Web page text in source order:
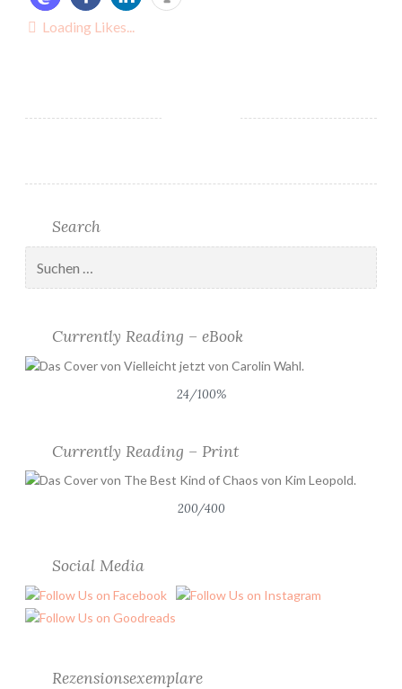
Loading Likes...
Search
nach:
Currently Reading – eBook
24/100%
Currently Reading – Print
200/400
Social Media
Rezensionsexemplare